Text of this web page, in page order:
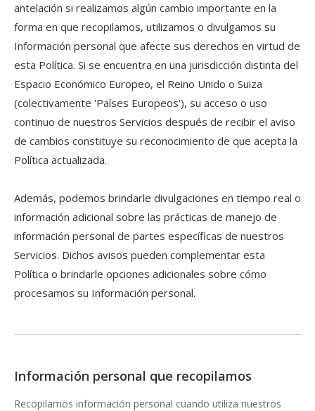
antelación si realizamos algún cambio importante en la
forma en que recopilamos, utilizamos o divulgamos su
Información personal que afecte sus derechos en virtud de
esta Política. Si se encuentra en una jurisdicción distinta del
Espacio Económico Europeo, el Reino Unido o Suiza
(colectivamente 'Países Europeos'), su acceso o uso
continuo de nuestros Servicios después de recibir el aviso
de cambios constituye su reconocimiento de que acepta la
Política actualizada.
Además, podemos brindarle divulgaciones en tiempo real o
información adicional sobre las prácticas de manejo de
información personal de partes específicas de nuestros
Servicios. Dichos avisos pueden complementar esta
Política o brindarle opciones adicionales sobre cómo
procesamos su Información personal.
Información personal que recopilamos
Recopilamos información personal cuando utiliza nuestros